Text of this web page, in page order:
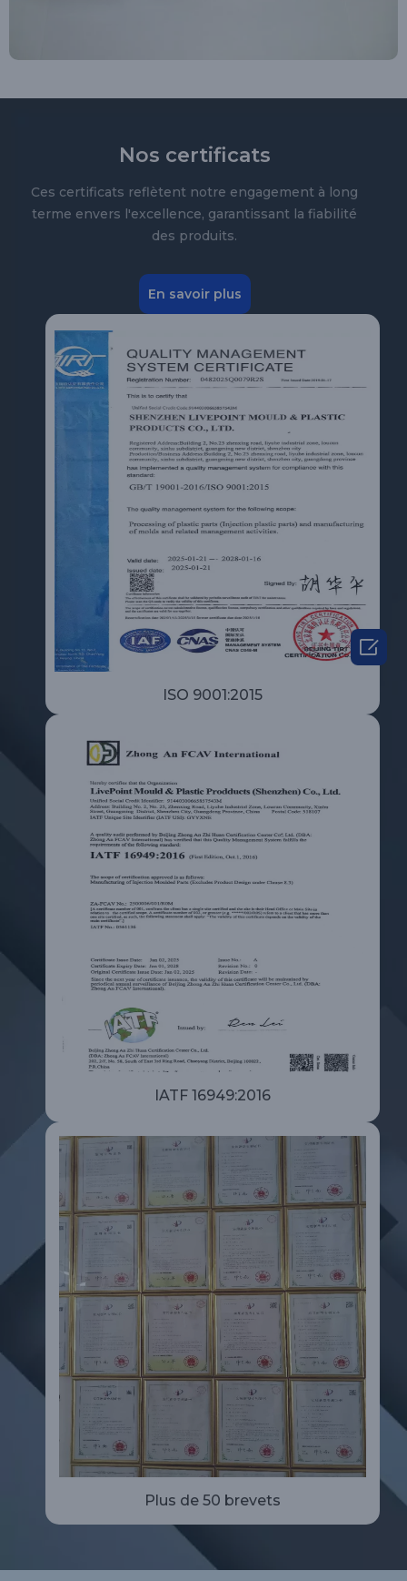
Nos certificats
Ces certificats reflètent notre engagement à long
terme envers l'excellence, garantissant la fiabilité
des produits.
En savoir plus
ISO 9001:2015
IATF 16949:2016
Plus de 50 brevets
